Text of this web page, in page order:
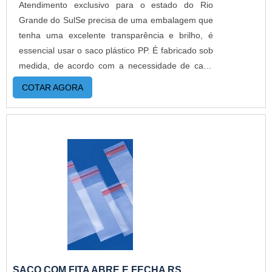
Atendimento exclusivo para o estado do Rio
Grande do SulSe precisa de uma embalagem que
tenha uma excelente transparência e brilho, é
essencial usar o saco plástico PP. É fabricado sob
medida, de acordo com a necessidade de cada
cliente. Além de serem fabricados com ou sem
impressão, este tipo de embalagem é
amplamente utilizado por gráficas, editoras,
O produto oferece diversas vantagens, como:
Melhor custo benefício; Segurança e praticidade;
Alta qualidade e eficiência.O PRODUTO
OFERECE DIVERSAS VANTAGENSAlém de ser
uma embalagem de fácil abertura, para facilitar o
fechamento do saco PP, ele pode ser fabricado
com aba adesiva abre e fecha ou permanente. No
caso com aba adesiva permanente, para ser
COTAR AGORA
SACO COM FITA ABRE E FECHA RS